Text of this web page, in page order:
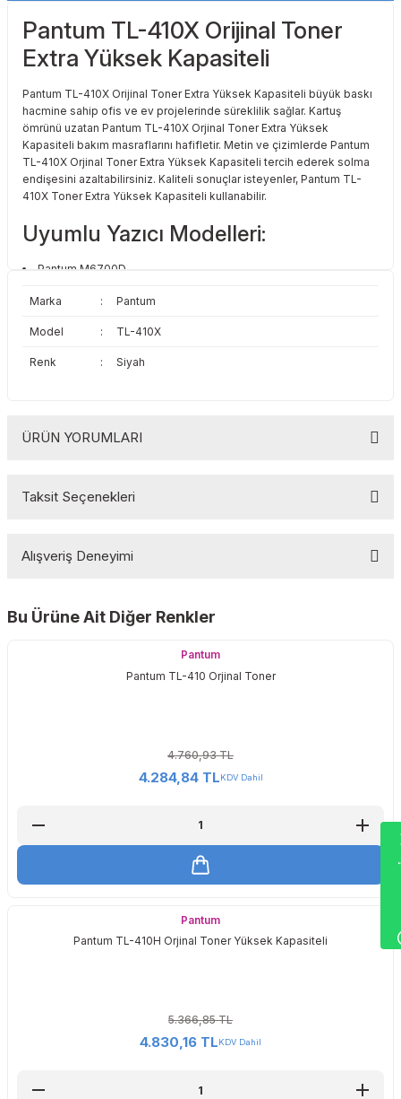
Triumph Adler
Xerox
Utax
Pantum TL-410X Orijinal Toner
Extra Yüksek Kapasiteli
Pantum TL-410X Orijinal Toner Extra Yüksek Kapasiteli büyük baskı
hacmine sahip ofis ve ev projelerinde süreklilik sağlar. Kartuş
ömrünü uzatan Pantum TL-410X Orjinal Toner Extra Yüksek
Kapasiteli bakım masraflarını hafifletir. Metin ve çizimlerde Pantum
TL-410X Orjinal Toner Extra Yüksek Kapasiteli tercih ederek solma
endişesini azaltabilirsiniz. Kaliteli sonuçlar isteyenler, Pantum TL-
410X Toner Extra Yüksek Kapasiteli kullanabilir.
Uyumlu Yazıcı Modelleri:
Pantum M6700D
Pantum M6800FDW
Pantum M7100DN
Pantum M7200FD
Pantum M7300FDN
Pantum P3010DW
Pantum P3300DN
Marka : Pantum
Model : TL-410X
Renk : Siyah
ÜRÜN YORUMLARI
Taksit Seçenekleri
Alışveriş Deneyimi
Sitemize ilk yorumu siz yapın!
Deneyimini Paylaş
Bu Ürüne Ait Diğer Renkler
Pantum
Pantum TL-410 Orjinal Toner
4.760,93 TL
4.284,84 TLKDV Dahil
Pantum
Pantum TL-410H Orjinal Toner Yüksek Kapasiteli
5.366,85 TL
4.830,16 TLKDV Dahil